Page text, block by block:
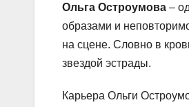
Ольга Остроумова –
образами и
на сцене. Словно в
звездой эстрады.
Карьера Ольги